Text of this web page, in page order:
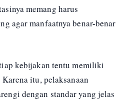
memang harus
agar manfaatnya benar-benar
kebijakan tentu memiliki
itu, pelaksanaan
dengan standar yang jelas